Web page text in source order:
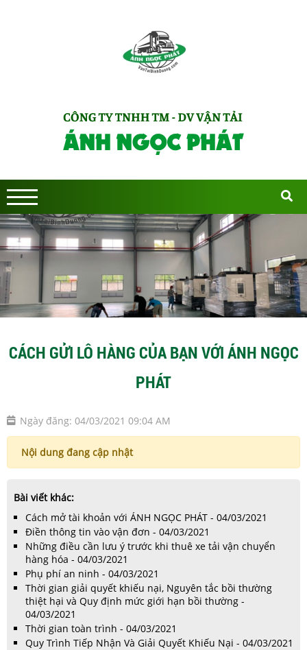
CÁCH GỬI LÔ HÀNG CỦA BẠN VỚI ÁNH NGỌC
PHÁT
Ngày đăng: 04/03/2021 09:04 AM
Nội dung đang cập nhật
Bài viết khác:
Cách mở tài khoản với ÁNH NGỌC PHÁT - 04/03/2021
Điền thông tin vào vận đơn - 04/03/2021
Những điều cần lưu ý trước khi thuê xe tải vận chuyển
hàng hóa - 04/03/2021
Phụ phí an ninh - 04/03/2021
Thời gian giải quyết khiếu nại, Nguyên tắc bồi thường
thiệt hại và Quy định mức giới hạn bồi thường -
04/03/2021
Thời gian toàn trình - 04/03/2021
Quy Trình Tiếp Nhận Và Giải Quyết Khiếu Nại - 04/03/2021